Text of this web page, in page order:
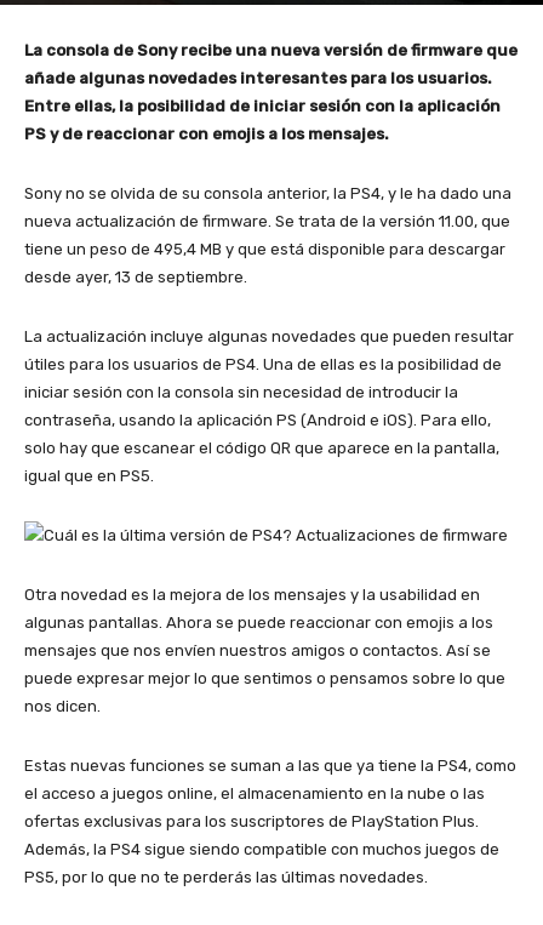
La consola de Sony recibe una nueva versión de firmware que
añade algunas novedades interesantes para los usuarios.
Entre ellas, la posibilidad de iniciar sesión con la aplicación
PS y de reaccionar con emojis a los mensajes.
Sony no se olvida de su consola anterior, la PS4, y le ha dado una
nueva actualización de firmware. Se trata de la versión 11.00, que
tiene un peso de 495,4 MB y que está disponible para descargar
desde ayer, 13 de septiembre.
La actualización incluye algunas novedades que pueden resultar
útiles para los usuarios de PS4. Una de ellas es la posibilidad de
iniciar sesión con la consola sin necesidad de introducir la
contraseña, usando la aplicación PS (Android e iOS). Para ello,
solo hay que escanear el código QR que aparece en la pantalla,
igual que en PS5.
Otra novedad es la mejora de los mensajes y la usabilidad en
algunas pantallas. Ahora se puede reaccionar con emojis a los
mensajes que nos envíen nuestros amigos o contactos. Así se
puede expresar mejor lo que sentimos o pensamos sobre lo que
nos dicen.
Estas nuevas funciones se suman a las que ya tiene la PS4, como
el acceso a juegos online, el almacenamiento en la nube o las
ofertas exclusivas para los suscriptores de PlayStation Plus.
Además, la PS4 sigue siendo compatible con muchos juegos de
PS5, por lo que no te perderás las últimas novedades.